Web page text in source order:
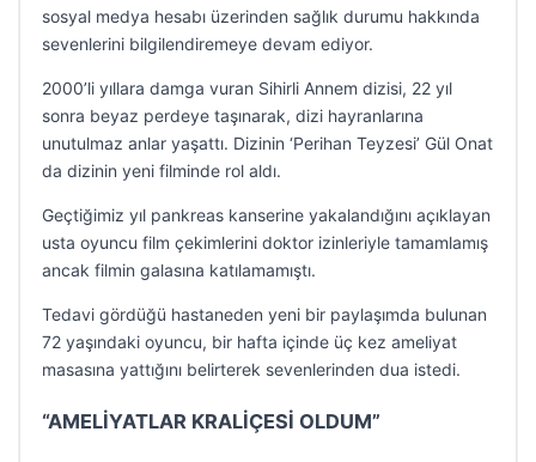
sosyal medya hesabı üzerinden sağlık durumu hakkında
sevenlerini bilgilendiremeye devam ediyor.
2000’li yıllara damga vuran Sihirli Annem dizisi, 22 yıl
sonra beyaz perdeye taşınarak, dizi hayranlarına
unutulmaz anlar yaşattı. Dizinin ‘Perihan Teyzesi’ Gül Onat
da dizinin yeni filminde rol aldı.
Geçtiğimiz yıl pankreas kanserine yakalandığını açıklayan
usta oyuncu film çekimlerini doktor izinleriyle tamamlamış
ancak filmin galasına katılamamıştı.
Tedavi gördüğü hastaneden yeni bir paylaşımda bulunan
72 yaşındaki oyuncu, bir hafta içinde üç kez ameliyat
masasına yattığını belirterek sevenlerinden dua istedi.
“AMELİYATLAR KRALİÇESİ OLDUM”